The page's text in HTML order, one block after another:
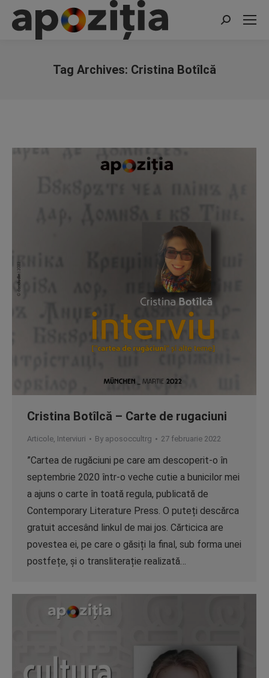
Search:
Tag Archives: Cristina Botîlcă
Cristina Botîlcă – Carte de rugaciuni
Articole, Interviuri By aposoccultrg 27 februarie 2022
”Cartea de rugăciuni pe care am descoperit-o în
septembrie 2020 într-o veche cutie a bunicilor mei
a ajuns o carte în toată regula, publicată de
Contemporary Literature Press. O puteți descărca
gratuit accesând linkul de mai jos. Cărticica are
povestea ei, pe care o găsiți la final, sub forma unei
postfețe, și o transliterație realizată…